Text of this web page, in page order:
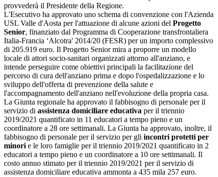
provvederà il Presidente della Regione.
L'Esecutivo ha approvato uno schema di convenzione con l'Azienda
USL Valle d'Aosta per l'attuazione di alcune azioni del Progetto
Senior, finanziato dal Programma di Cooperazione transfrontaliera
Italia-Francia ‘Alcotra' 2014/20 (FESR) per un importo complessivo
di 205.919 euro. Il Progetto Senior mira a proporre un modello
locale di attori socio-sanitari organizzati attorno all'anziano, e
intende perseguire come obiettivi principali la facilitazione del
percorso di cura dell'anziano prima e dopo l'ospedalizzazione e lo
sviluppo dell'offerta di prevenzione della salute e
l'accompagnamento dell'anziano nell'evoluzione della propria casa.
La Giunta regionale ha approvato il fabbisogno di personale per il
servizio di assistenza domiciliare educativa per il triennio
2019/2021 quantificato in 11 educatori a tempo pieno e un
coordinatore a 28 ore settimanali. La Giunta ha approvato, inoltre, il
fabbisogno di personale per il servizio per gli incontri protetti per
minorie le loro famiglie per il triennio 2019/2021 quantificato in 2
educatori a tempo pieno e un coordinatore a 10 ore settimanali. Il
costo annuo stimato per il triennio 2019/2021 per il servizio di
assistenza domiciliare educativa ammonta a 435 mila 257 euro.